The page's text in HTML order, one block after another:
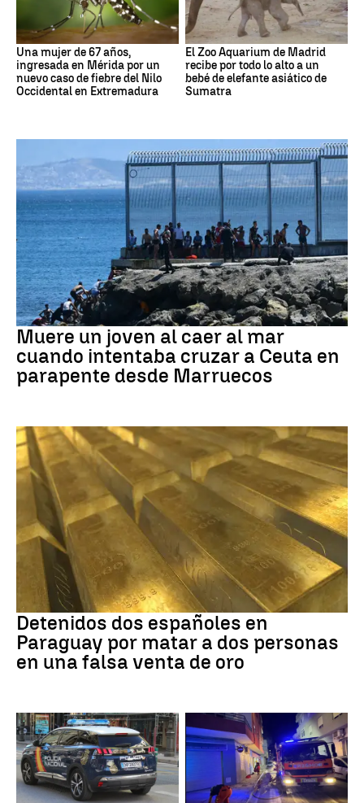
Una mujer de 67 años,
ingresada en Mérida por un
nuevo caso de fiebre del Nilo
Occidental en Extremadura
El Zoo Aquarium de Madrid
recibe por todo lo alto a un
bebé de elefante asiático de
Sumatra
Ceuta
Muere un joven al caer al mar
cuando intentaba cruzar a Ceuta en
parapente desde Marruecos
Paraguay
Detenidos dos españoles en
Paraguay por matar a dos personas
en una falsa venta de oro
Suceso INCENDIO